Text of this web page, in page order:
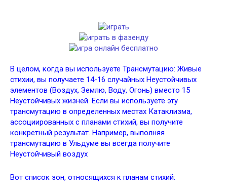
В целом, когда вы используете Трансмутацию: Живые
стихии, вы получаете 14-16 случайных Неустойчивых
элементов (Воздух, Землю, Воду, Огонь) вместо 15
Неустойчивых жизней. Если вы используете эту
трансмутацию в определенных местах Катаклизма,
ассоциированных с планами стихий, вы получите
конкретный результат. Например, выполняя
трансмутацию в Ульдуме вы всегда получите
Неустойчивый воздух
Вот список зон, относящихся к планам стихий: